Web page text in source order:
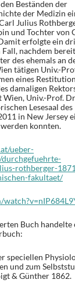
Beständen der
der Medizin
Julius
und Tochter von
erfolgte ein
nachdem
des ehemals an
tätigen Univ.-
eines
damaligen
Univ.-Prof.
Lesesaal des
in New Jersey
konnten.
ueber-
rothberger-
fakultaet/
Buch handelte
speciellen
und zum
& Günther 1862.